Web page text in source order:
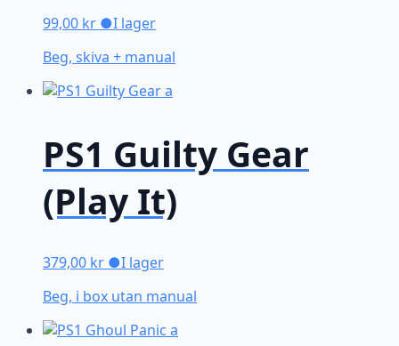
99,00 kr ●I lager
Beg, skiva + manual
PS1 Guilty Gear
(Play It)
379,00 kr ●I lager
Beg, i box utan manual